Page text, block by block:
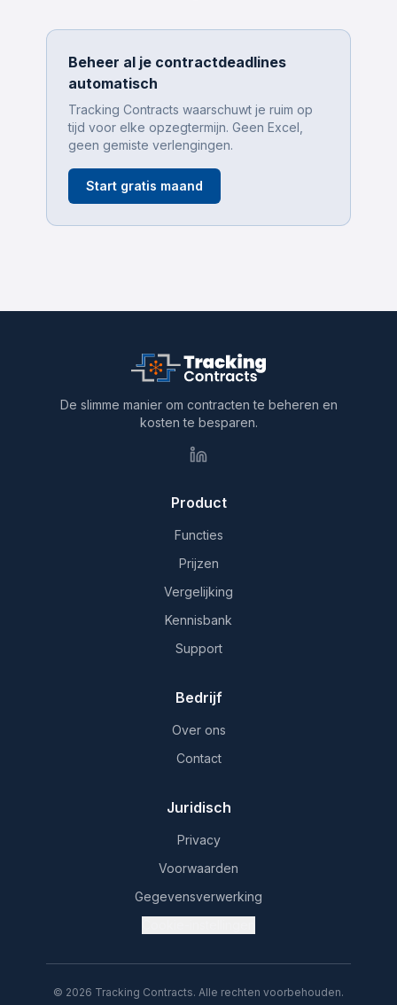
Beheer al je contractdeadlines
automatisch
Tracking Contracts waarschuwt je ruim op
tijd voor elke opzegtermijn. Geen Excel,
geen gemiste verlengingen.
Start gratis maand
De slimme manier om contracten te beheren en
kosten te besparen.
Product
Functies
Prijzen
Vergelijking
Kennisbank
Support
Bedrijf
Over ons
Contact
Juridisch
Privacy
Voorwaarden
Gegevensverwerking
© 2026 Tracking Contracts. Alle rechten voorbehouden.